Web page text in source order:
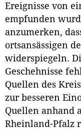
Ereignisse von
empfunden
anzumerken,
ortsansässigen
widerspiegeln.
Geschehnisse
Quellen des
zur besseren
Quellen anhand
Rheinland-Pfalz